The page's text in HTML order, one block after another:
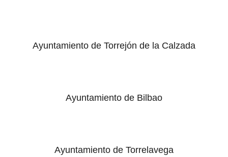
Ayuntamiento de Torrejón de la Calzada
Ayuntamiento de Bilbao
Ayuntamiento de Torrelavega